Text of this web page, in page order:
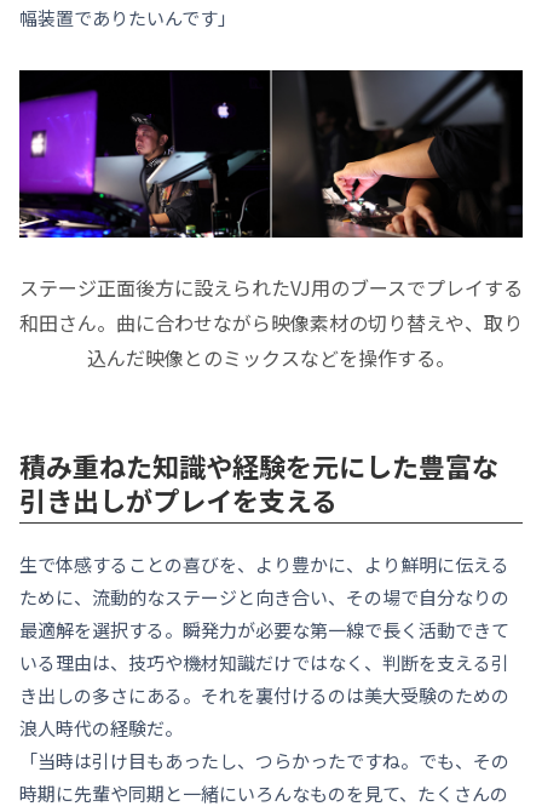
幅装置でありたいんです」
ステージ正面後方に設えられたVJ用のブースでプレイする
和田さん。曲に合わせながら映像素材の切り替えや、取り
込んだ映像とのミックスなどを操作する。
積み重ねた知識や経験を元にした豊富な
引き出しがプレイを支える
生で体感することの喜びを、より豊かに、より鮮明に伝える
ために、流動的なステージと向き合い、その場で自分なりの
最適解を選択する。瞬発力が必要な第一線で長く活動できて
いる理由は、技巧や機材知識だけではなく、判断を支える引
き出しの多さにある。それを裏付けるのは美大受験のための
浪人時代の経験だ。
「当時は引け目もあったし、つらかったですね。でも、その
時期に先輩や同期と一緒にいろんなものを見て、たくさんの